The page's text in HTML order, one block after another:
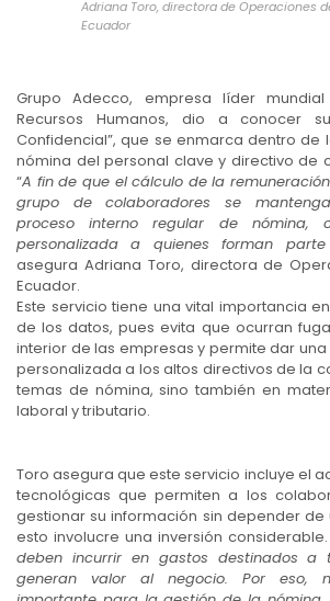
Adriana Toro, directora de Operaciones
Ecuador
Grupo Adecco, empresa líder
Recursos Humanos, dio a conocer
Confidencial”, que se enmarca dentro de
nómina del personal clave y directivo de
“A fin de que el cálculo de la
grupo de colaboradores se
proceso interno regular de nómina,
personalizada a quienes forman
asegura Adriana Toro, directora de
Ecuador.
Este servicio tiene una vital importancia
de los datos, pues evita que ocurran
interior de las empresas y permite dar
personalizada a los altos directivos de la
temas de nómina, sino también en
laboral y tributario.
Toro asegura que este servicio incluye el
tecnológicas que permiten a los
gestionar su información sin depender de
esto involucre una inversión considerable.
deben incurrir en gastos destinados a
generan valor al negocio. Por eso,